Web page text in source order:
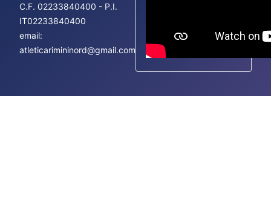
C.F. 02233840400 - P.I.
IT02233840400
email:
atleticarimininord@gmail.com